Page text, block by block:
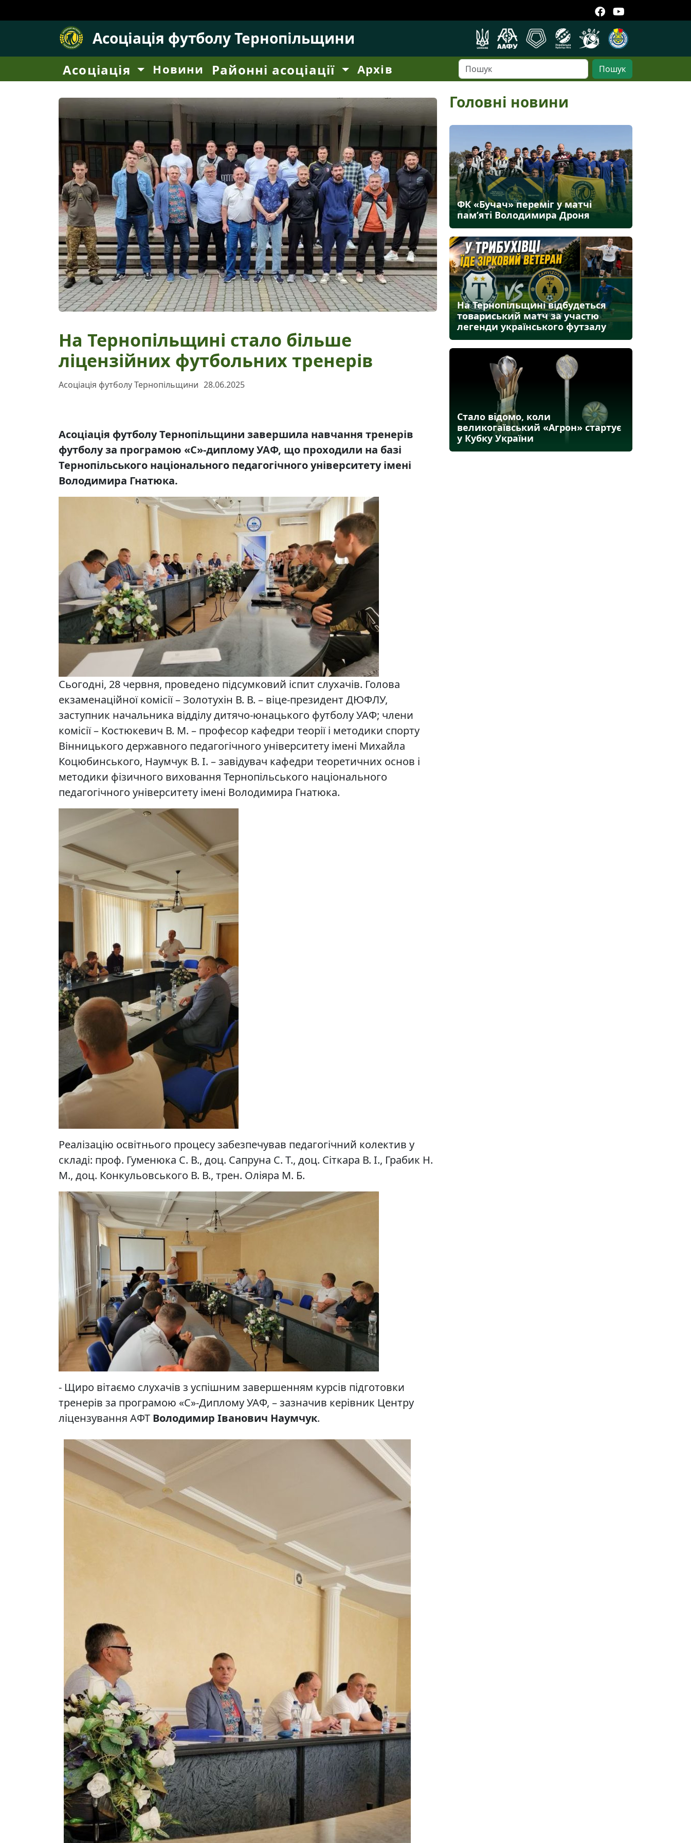
Асоціація футболу Тернопільщини
Асоціація Новини Районні асоціації Архів Пошук
На Тернопільщині стало більше
ліцензійних футбольних тренерів
Асоціація футболу Тернопільщини 28.06.2025
Асоціація футболу Тернопільщини завершила навчання тренерів
футболу за програмою «С»-диплому УАФ, що проходили на базі
Тернопільського національного педагогічного університету імені
Володимира Гнатюка.
Сьогодні, 28 червня, проведено підсумковий іспит слухачів. Голова
екзаменаційної комісії – Золотухін В. В. – віце-президент ДЮФЛУ,
заступник начальника відділу дитячо-юнацького футболу УАФ; члени
комісії – Костюкевич В. М. – професор кафедри теорії і методики спорту
Вінницького державного педагогічного університету імені Михайла
Коцюбинського, Наумчук В. І. – завідувач кафедри теоретичних основ і
методики фізичного виховання Тернопільського національного
педагогічного університету імені Володимира Гнатюка.
Реалізацію освітнього процесу забезпечував педагогічний колектив у
складі: проф. Гуменюка С. В., доц. Сапруна С. Т., доц. Сіткара В. І., Грабик Н.
М., доц. Конкульовського В. В., трен. Оліяра М. Б.
- Щиро вітаємо слухачів з успішним завершенням курсів підготовки
тренерів за програмою «С»-Диплому УАФ, – зазначив керівник Центру
ліцензування АФТ Володимир Іванович Наумчук.
Головні новини
ФК «Бучач» переміг у матчі
пам’яті Володимира Дроня
На Тернопільщині відбудеться
товариський матч за участю
легенди українського футзалу
Стало відомо, коли
великогаївський «Агрон» стартує
у Кубку України